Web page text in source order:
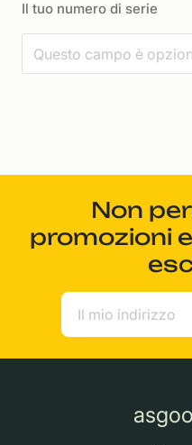
Il tuo numero di serie
Non
promozioni